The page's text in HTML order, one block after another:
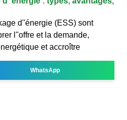
d''énergie (ESS) sont
l''offre et la demande,
et accroître
WhatsApp